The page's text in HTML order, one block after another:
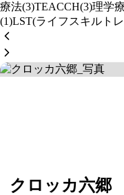
療法(3)TEACCH(3)理学
(1)LST(ライフスキルト
クロッカ六郷